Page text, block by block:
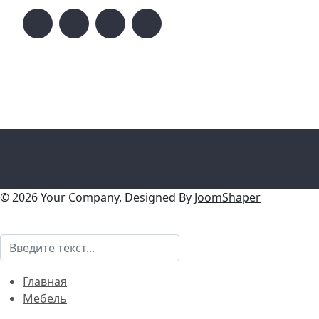
© 2026 Your Company. Designed By JoomShaper
Поиск
Главная
Мебель